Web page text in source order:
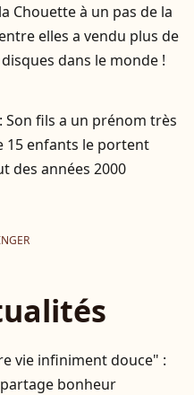
Chouette à un pas de la
elles a vendu plus de
dans le monde !
Son fils a un prénom très
15 enfants le portent
des années 2000
vie infiniment douce" :
bonheur